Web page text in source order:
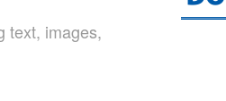
text, images,